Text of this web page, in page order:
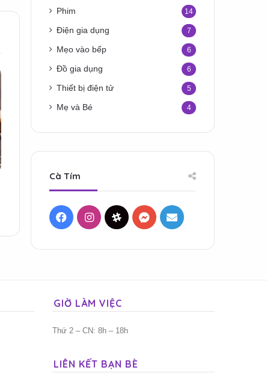
Phim 14
Điện gia dụng 7
Mẹo vào bếp 6
Đồ gia dụng 6
Thiết bị điện tử 5
Mẹ và Bé 4
Cà Tím
FacebookInstagramThreadsMessenger
Mail
GIỜ LÀM VIỆC
Thứ 2 – CN: 8h – 18h
LIÊN KẾT BẠN BÈ